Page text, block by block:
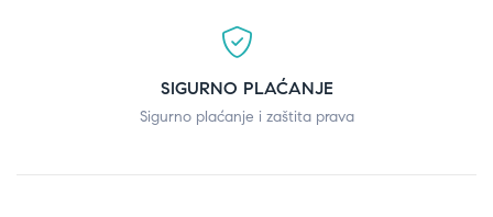
SIGURNO PLAĆANJE
Sigurno plaćanje i zaštita prava